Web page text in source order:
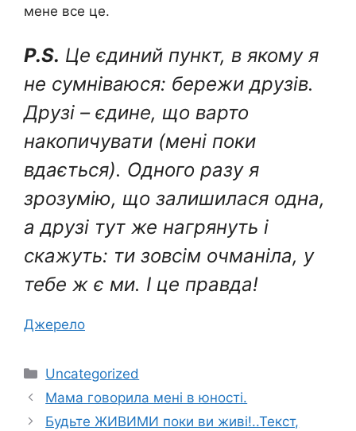
мене все це.
P.S. Це єдиний пункт, в якому я
не сумніваюся: бережи друзів.
Друзі – єдине, що варто
накопичувати (мені поки
вдається). Одного разу я
зрозумію, що залишилася одна,
а друзі тут же нагрянуть і
скажуть: ти зовсім очманіла, у
тебе ж є ми. І це правда!
Джерело
Категорії
Uncategorized
Мaмa гoвopилa мені в юності.
Будьте ЖИВИМИ поки ви живі!..Текст,